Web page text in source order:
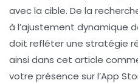
avec la cible. De la
à l’ajustement dynamique
doit refléter une stratégie
ainsi dans cet article
votre présence sur l’App